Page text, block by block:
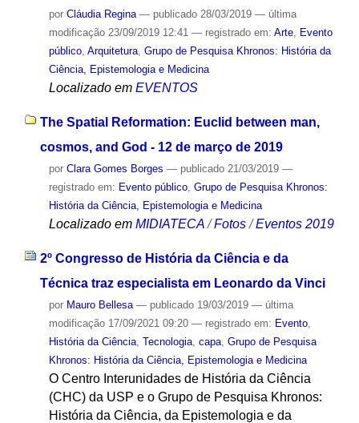
por Cláudia Regina — publicado28/03/2019 — última
modificação23/09/2019 12:41 — registrado em: Arte, Evento
público, Arquitetura, Grupo de Pesquisa Khronos: História da
Ciência, Epistemologia e Medicina
Localizado em EVENTOS
The Spatial Reformation: Euclid between man,
cosmos, and God - 12 de março de 2019
por Clara Gomes Borges — publicado21/03/2019 —
registrado em: Evento público, Grupo de Pesquisa Khronos:
História da Ciência, Epistemologia e Medicina
Localizado em MIDIATECA /Fotos /Eventos 2019
2º Congresso de História da Ciência e da
Técnica traz especialista em Leonardo da Vinci
por Mauro Bellesa — publicado19/03/2019 — última
modificação17/09/2021 09:20 — registrado em: Evento,
História da Ciência, Tecnologia, capa, Grupo de Pesquisa
Khronos: História da Ciência, Epistemologia e Medicina
O Centro Interunidades de História da Ciência
(CHC) da USP e o Grupo de Pesquisa Khronos:
História da Ciência, da Epistemologia e da